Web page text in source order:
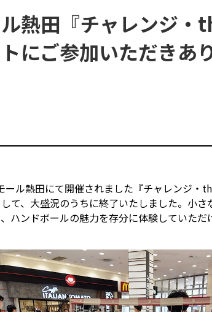
サイトのご利用について 個人情報保護方針
熱田『チャレンジ・
にご参加いただきあ
ール熱田にて開催されました『チャレンジ・
て、大盛況のうちに終了いたしました。小
ハンドボールの魅力を存分に体験していただ